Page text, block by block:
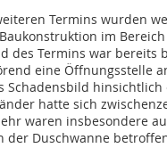
Termins wurden
im
des Termins war bereits
eine Öffnungsstelle
Schadensbild
hatte sich
waren insbesondere
der Duschwanne